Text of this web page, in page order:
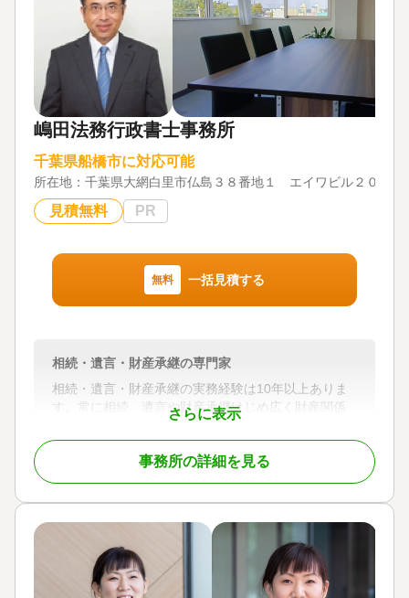
ンライン面談可 / 事務所面談可
嶋田法務行政書士事務所
千葉県船橋市に対応可能
所在地： 千葉県大網白里市仏島３８番地１ エイワビル２０２
見積無料 PR
無料 一括見積する
さらに表示
相続・遺言・財産承継の専門家
相続・遺言・財産承継の実務経験は10年以上ありま
す。常に相続、遺言や財産承継はじめ広く財産関係
を規律する各法律などの勉強や研究を積んでおり、
そのうえで実務経験を積んでいるので、難易度の高
い事案にも対応しております。相続・遺言や財産承
継などでお困りの方は、ぜひご相談ください。
対応地域
対応業務
遺言書 / 遺産分割 / 相続財産調査 / 相続手続き / 銀行
事務所の詳細を見る